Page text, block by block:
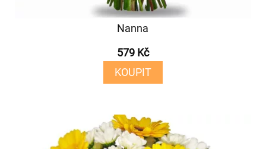
Nanna
579 Kč
KOUPIT